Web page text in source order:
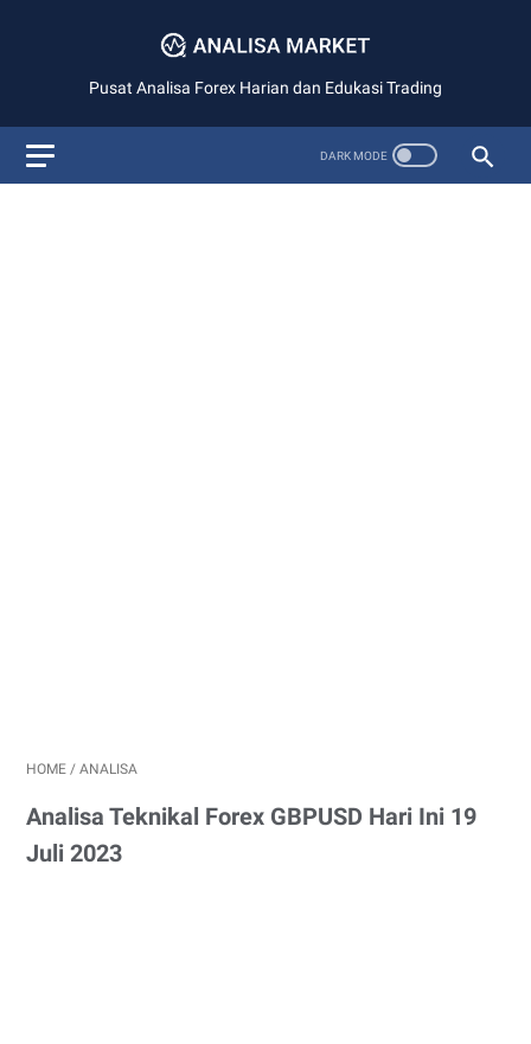
Pusat Analisa Forex Harian dan Edukasi Trading
HOME / ANALISA
Analisa Teknikal Forex GBPUSD Hari Ini 19
Juli 2023